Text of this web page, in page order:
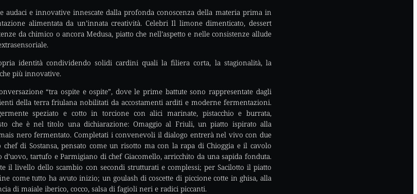
audaci e innovative innescate dalla profonda conoscenza della materia prima in
alimentata da un’innata creatività. Celebri Il limone dimenticato, dessert
da chimico o ancora Medusa, piatto che nell’aspetto e nelle consistenze allude
identità condividendo solidi cardini quali la filiera corta, la stagionalità, la
più innovative.
“tra ospite e ospite”, dove le prime battute sono rappresentate dagli
della terra friulana nobilitati da accostamenti arditi e moderne fermentazioni.
speziato e cotto in torcione con alici marinate, pistacchio e burrata,
che è nel titolo una dichiarazione: Omaggio al Friuli, un piatto ispirato alla
nero fermentato. Completati i convenevoli il dialogo entrerà nel vivo con due
di Sostansa, pensato come un risotto ma con la rapa di Chioggia e il cavolo
tartufo e Parmigiano di chef Giacomello, arricchito da una sapida fonduta.
il livello dello scambio con secondi strutturati e complessi; per Sacilotto il piatto
come tutto ha avuto inizio; un goulash di coscette di piccione cotte in ghisa, alla
di maiale iberico, cocco, salsa di fagioli neri e radici piccanti.